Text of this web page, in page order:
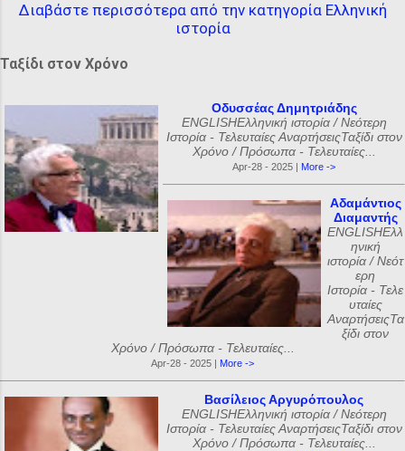
Διαβάστε περισσότερα από την κατηγορία Ελληνική
ιστορία
Ταξίδι στον Χρόνο
Οδυσσέας Δημητριάδης
ENGLISHΕλληνική ιστορία / Νεότερη
Ιστορία - Τελευταίες ΑναρτήσειςΤαξίδι στον
Χρόνο / Πρόσωπα - Τελευταίες...
Apr-28 - 2025 | More ->
Αδαμάντιος
Διαμαντής
ENGLISHΕλλ
ηνική
ιστορία / Νεότ
ερη
Ιστορία - Τελε
υταίες
ΑναρτήσειςΤα
ξίδι στον
Χρόνο / Πρόσωπα - Τελευταίες...
Apr-28 - 2025 | More ->
Βασίλειος Αργυρόπουλος
ENGLISHΕλληνική ιστορία / Νεότερη
Ιστορία - Τελευταίες ΑναρτήσειςΤαξίδι στον
Χρόνο / Πρόσωπα - Τελευταίες...